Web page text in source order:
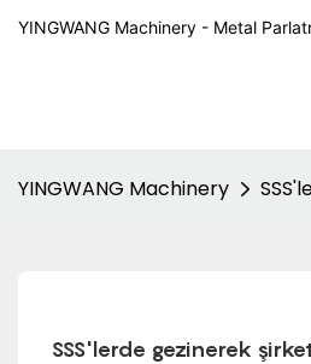
YINGWANG Machinery - Metal
YINGWANG Machinery
SSS'lerde gezinerek